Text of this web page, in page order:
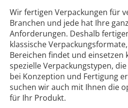
Wir fertigen Verpackungen für
Branchen und jede hat Ihre
Anforderungen. Deshalb
klassische
Bereichen findet und einsetzen
spezielle Verpackungstypen,
bei Konzeption und Fertigung
suchen wir auch mit Ihnen die
für Ihr Produkt.